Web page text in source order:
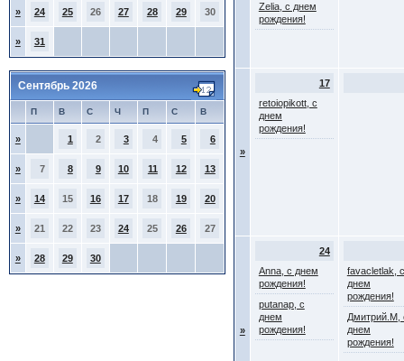
» 24 25 26 27 28 29 30
» 31
Сентябрь 2026
П В С Ч П С В
» 1 2 3 4 5 6
» 7 8 9 10 11 12 13
» 14 15 16 17 18 19 20
» 21 22 23 24 25 26 27
» 28 29 30
Zelia, с днем
рождения!
»
17
retoiopikott, с
днем
рождения!
»
24
Anna, с днем
рождения!
putanap, с
днем
рождения!
favacletlak, с
днем
рождения!
Дмитрий.М,
днем
рождения!